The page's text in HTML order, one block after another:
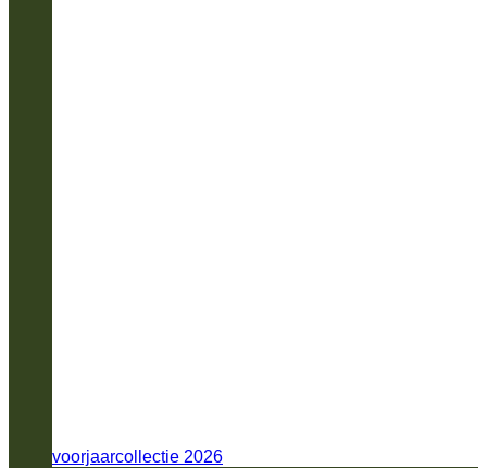
voorjaarcollectie 2026